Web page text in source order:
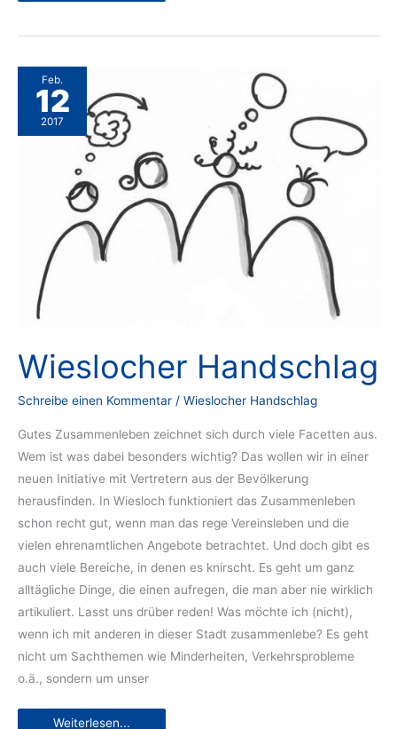
Feb.
12
2017
Wieslocher Handschlag
Schreibe einen Kommentar / Wieslocher Handschlag
Gutes Zusammenleben zeichnet sich durch viele Facetten aus.
Wem ist was dabei besonders wichtig? Das wollen wir in einer
neuen Initiative mit Vertretern aus der Bevölkerung
herausfinden. In Wiesloch funktioniert das Zusammen­leben
schon recht gut, wenn man das rege Vereinsleben und die
vielen ehren­amtlichen Angebote betrachtet. Und doch gibt es
auch viele Bereiche, in denen es knirscht. Es geht um ganz
alltägliche Dinge, die einen aufregen, die man aber nie wirklich
artikuliert. Lasst uns drüber reden! Was möchte ich (nicht),
wenn ich mit anderen in dieser Stadt zusammenlebe? Es geht
nicht um Sachthemen wie Minderheiten, Verkehrsprobleme
o.ä., sondern um unser
Wieslocher
Weiterlesen...